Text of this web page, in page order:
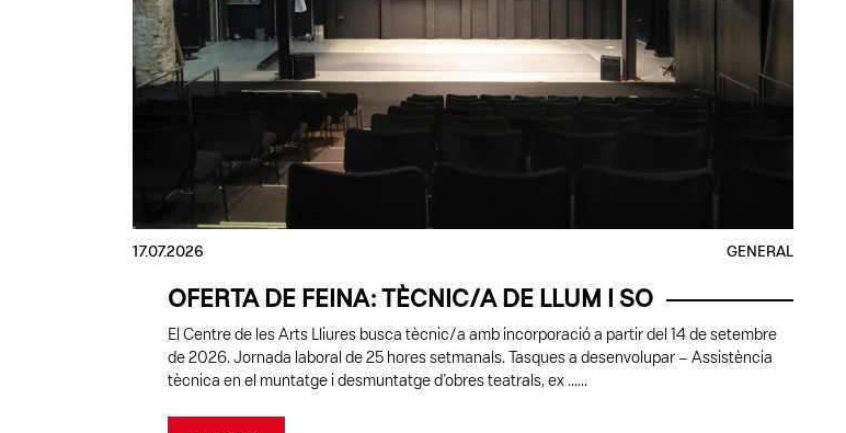
17.07.2026 GENERAL
OFERTA DE FEINA: TÈCNIC/A DE LLUM I SO
El Centre de les Arts Lliures busca tècnic/a amb incorporació a partir del 14 de setembre
de 2026. Jornada laboral de 25 hores setmanals. Tasques a desenvolupar – Assistència
tècnica en el muntatge i desmuntatge d’obres teatrals, ex ......